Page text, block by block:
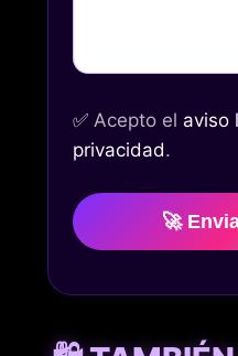
✅ Acepto el aviso
privacidad.
🚀